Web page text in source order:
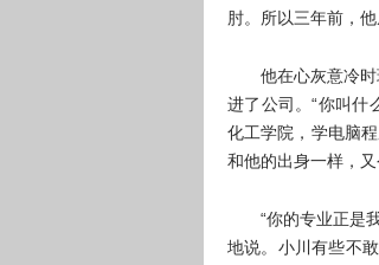
肘。所以三年前，
他在心灰意冷
进了公司。“你叫什
化工学院，学电脑
和他的出身一样，
“你的专业正是
地说。小川有些不